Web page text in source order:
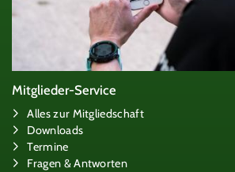
Mitglieder-Service
Alles zur Mitgliedschaft
Downloads
Termine
Fragen & Antworten